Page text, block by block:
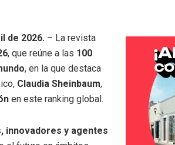
de 2026. – La revista
, que reúne a las 100
, en la que destaca
Claudia Sheinbaum,
en este ranking global.
innovadores y agentes